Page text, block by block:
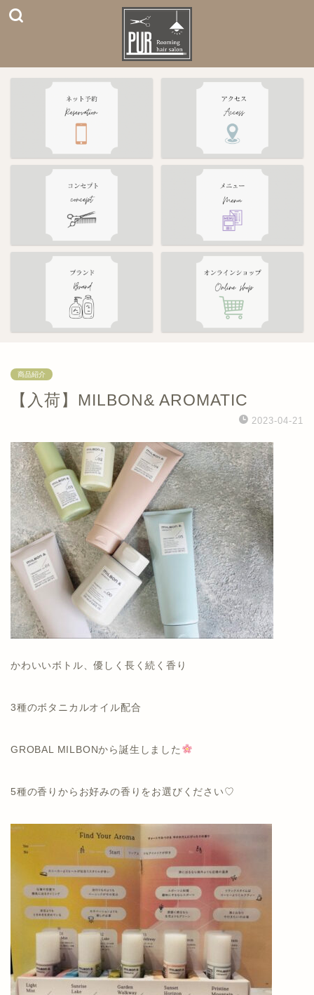
商品紹介
【入荷】MILBON& AROMATIC
2023-04-21
かわいいボトル、優しく長く続く香り
3種のボタニカルオイル配合
GROBAL MILBONから誕生しました
5種の香りからお好みの香りをお選びください♡